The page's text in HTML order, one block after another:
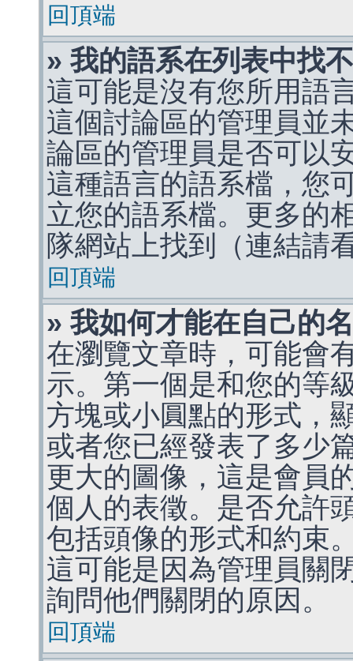
回頂端
» 我的語系在列表中找
這可能是沒有您所用語
這個討論區的管理員並
論區的管理員是否可以
這種語言的語系檔，您
立您的語系檔。更多的
隊網站上找到（連結請
回頂端
» 我如何才能在自己的
在瀏覽文章時，可能會
示。第一個是和您的等
方塊或小圓點的形式，
或者您已經發表了多少
更大的圖像，這是會員
個人的表徵。是否允許
包括頭像的形式和約束
這可能是因為管理員關
詢問他們關閉的原因。
回頂端